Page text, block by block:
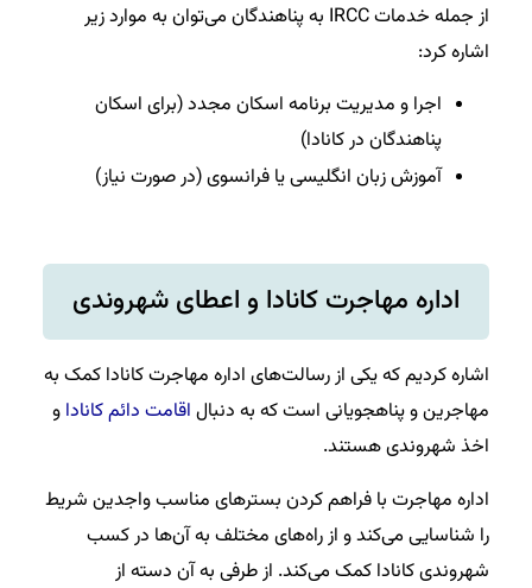
از جمله خدمات IRCC به پناهندگان می‌توان به موارد زیر
اشاره کرد:
اجرا و مدیریت برنامه اسکان مجدد (برای اسکان
پناهندگان در کانادا)
آموزش زبان انگلیسی یا فرانسوی (در صورت نیاز)
اداره مهاجرت کانادا و اعطای شهروندی
اشاره کردیم که یکی از رسالت‌های اداره مهاجرت کانادا کمک به
مهاجرین و پناهجویانی است که به دنبال اقامت دائم کانادا و
اخذ شهروندی هستند.
اداره مهاجرت با فراهم کردن بسترهای مناسب واجدین شریط
را شناسایی می‌کند و از راه‌های مختلف به آن‌ها در کسب
شهروندی کانادا کمک می‌کند. از طرفی به آن دسته از